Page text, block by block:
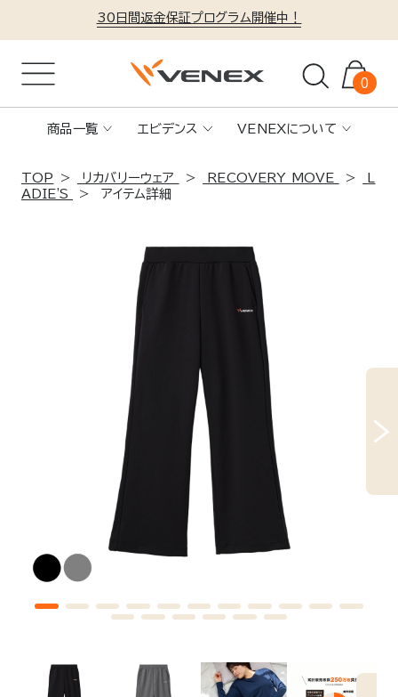
30日間返金保証プログラム開催中！
0
商品一覧 エビデンス VENEXについて
TOP リカバリーウェア RECOVERY MOVE
ADIE'S
アイテム詳細